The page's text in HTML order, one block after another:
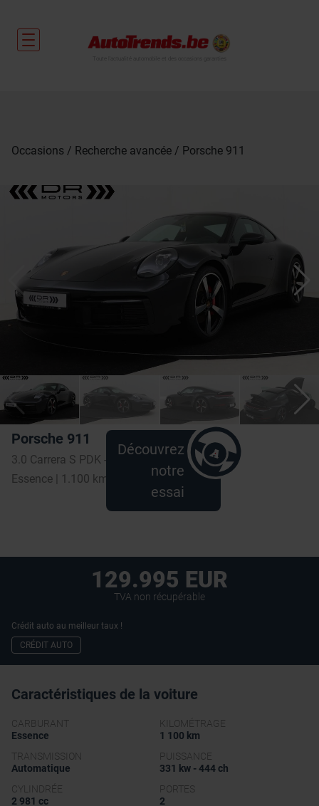
Occasions Recherche avancée Porsche 911
Porsche 911
Essence | 1.100 km
Découvrez
notre
essai
129.995 EUR
TVA non récupérable
Crédit auto au meilleur taux !
CRÉDIT AUTO
Caractéristiques de la voiture
CARBURANT
Essence
KILOMÉTRAGE
1 100 km
TRANSMISSION
Automatique
PUISSANCE
331 kw - 444 ch
CYLINDRÉE
2 981 cc
PORTES
2